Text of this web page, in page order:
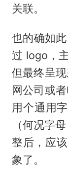
关联。
也的确如
过 logo，
但最终呈
网公司或
用个通用
（何况字
整后，应
象了。